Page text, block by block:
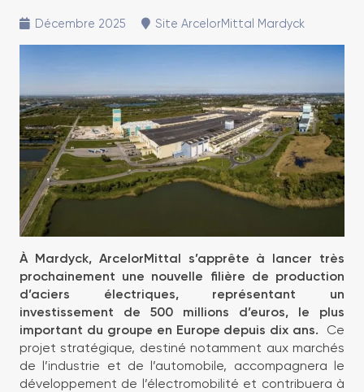
Décembre 2025 Site ArcelorMittal Mardyck
À Mardyck, ArcelorMittal s’apprête à lancer très
prochainement une nouvelle filière de production
d’aciers électriques, représentant un
investissement de 500 millions d’euros, le plus
important du groupe en Europe depuis dix ans. Ce
projet stratégique, destiné notamment aux marchés
de l’industrie et de l’automobile, accompagnera le
développement de l’électromobilité et contribuera à